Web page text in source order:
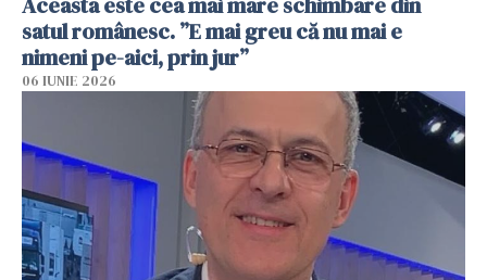
satul românesc. ”E mai greu că nu mai e
nimeni pe-aici, prin jur”
06 IUNIE 2026